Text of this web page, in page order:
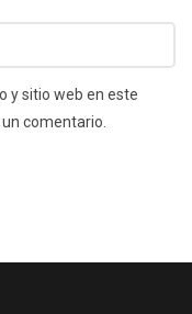
y sitio web en este
comentario.